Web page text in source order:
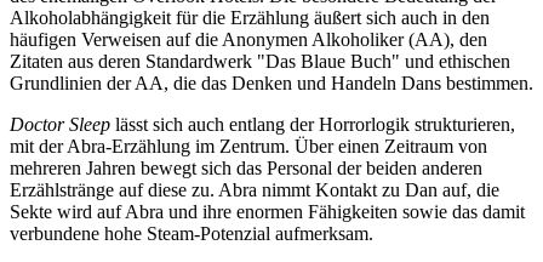
Alkoholabhängigkeit für die Erzählung äußert sich auch in den
häufigen Verweisen auf die Anonymen Alkoholiker (AA), den
Zitaten aus deren Standardwerk "Das Blaue Buch" und ethischen
Grundlinien der AA, die das Denken und Handeln Dans bestimmen.
Doctor Sleep lässt sich auch entlang der Horrorlogik strukturieren,
mit der Abra-Erzählung im Zentrum. Über einen Zeitraum von
mehreren Jahren bewegt sich das Personal der beiden anderen
Erzählstränge auf diese zu. Abra nimmt Kontakt zu Dan auf, die
Sekte wird auf Abra und ihre enormen Fähigkeiten sowie das damit
verbundene hohe Steam-Potenzial aufmerksam.